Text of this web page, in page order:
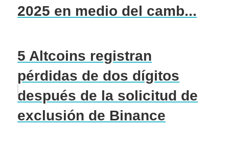
2025 en medio del camb...
5 Altcoins registran
pérdidas de dos dígitos
después de la solicitud de
exclusión de Binance